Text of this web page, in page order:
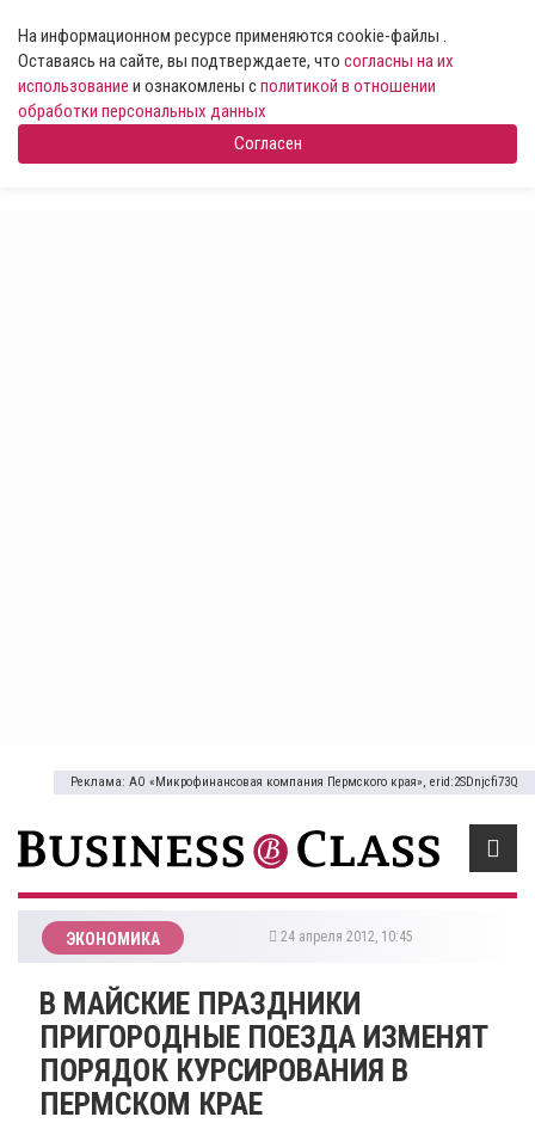
На информационном ресурсе применяются cookie-файлы .
Оставаясь на сайте, вы подтверждаете, что согласны на их
использование и ознакомлены сполитикой в отношении
обработки персональных данных
Согласен
Реклама: АО «Микрофинансовая компания Пермского края», erid:2SDnjcfi73Q
ЭКОНОМИКА 24 апреля 2012, 10:45
В МАЙСКИЕ ПРАЗДНИКИ
ПРИГОРОДНЫЕ ПОЕЗДА ИЗМЕНЯТ
ПОРЯДОК КУРСИРОВАНИЯ В
ПЕРМСКОМ КРАЕ